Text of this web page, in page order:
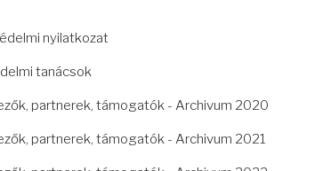
nyilatkozat
tanácsok
partnerek, támogatók - Archivum 2020
partnerek, támogatók - Archivum 2021